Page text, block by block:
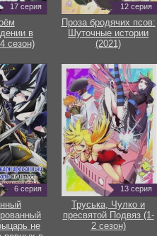
17 серия
в
сезон)
12 серия
Проза бродячих псов:
Шуточные истории
(2021)
6 серия
не
13 серия
Труська, Чулко и
пресвятой Подвяз (1-
2 сезон)